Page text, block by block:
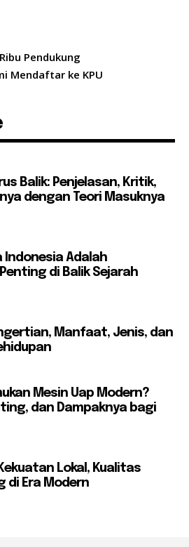
Pendukung
Mendaftar ke KPU
Balik: Penjelasan, Kritik,
dengan Teori Masuknya
Indonesia Adalah
di Balik Sejarah
Manfaat, Jenis, dan
Mesin Uap Modern?
dan Dampaknya bagi
Lokal, Kualitas
di Era Modern